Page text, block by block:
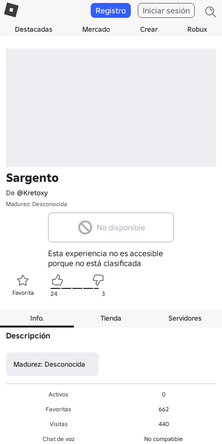
Destacadas Mercado Crear Robux
Registro Iniciar sesión
Sargento
De @Kretoxy
Madurez: Desconocida
No disponible
Esta experiencia no es accesible
porque no está clasificada
Favorita 24 3
Info. Tienda Servidores
Descripción
Madurez: Desconocida
Activos
0
Favoritas
662
Visitas
440
Chat de voz
No compatible